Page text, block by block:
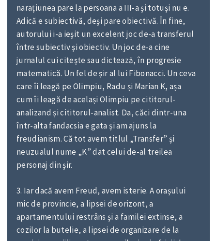
narațiunea pare la persoana a III-a și totuși nu e.
Adică e subiectivă, deși pare obiectivă. În fine,
autorului i-a ieșit un excelent joc de-a transferul
între subiectiv și obiectiv. Un joc de-a cine
jurnalul cui citește sau dictează, în progresie
matematică. Un fel de șir al lui Fibonacci. Un ceva
care îi leagă pe Olimpiu, Radu și Marian K, așa
cum îi leagă de același Olimpiu pe cititorul-
analizand și cititorul-analist. Da, căci dintr-una
într-alta fandacsia e gata și am ajuns la
freudianism. Că tot avem titlul „Transfer” și
neuzualul nume „K” dat celui de-al treilea
personaj din șir.
3. Iar dacă avem Freud, avem isterie. A orașului
mic de provincie, a lipsei de orizont, a
apartamentului restrâns și a familei extinse, a
cozilor la butelie, a lipsei de organizare de la